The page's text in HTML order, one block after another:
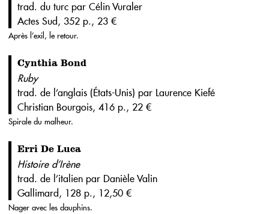
trad. du turc par Célin Vuraler
Actes Sud, 352 p., 23 €
Après l’exil, le retour.
Cynthia Bond
Ruby
trad. de l’anglais (États-Unis) par Laurence Kiefé
Christian Bourgois, 416 p., 22 €
Spirale du malheur.
Erri De Luca
Histoire d’Irène
trad. de l’italien par Danièle Valin
Gallimard, 128 p., 12,50 €
Nager avec les dauphins.